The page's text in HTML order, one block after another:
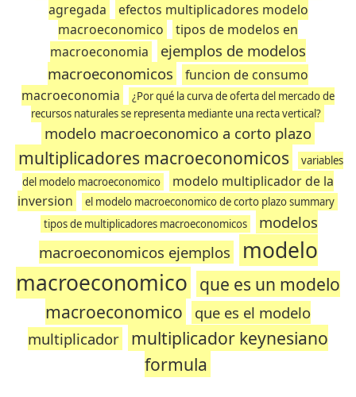
agregada
efectos multiplicadores modelo
macroeconomico
tipos de modelos en
macroeconomia
ejemplos de modelos
macroeconomicos
funcion de consumo
macroeconomia
¿Por qué la curva de oferta del mercado de
recursos naturales se representa mediante una recta vertical?
modelo macroeconomico a corto plazo
multiplicadores macroeconomicos
variables
del modelo macroeconomico
modelo multiplicador de la
inversion
el modelo macroeconomico de corto plazo summary
tipos de multiplicadores macroeconomicos
modelos
macroeconomicos ejemplos
modelo
macroeconomico que es un modelo
macroeconomico
que es el modelo
multiplicador
multiplicador keynesiano
formula